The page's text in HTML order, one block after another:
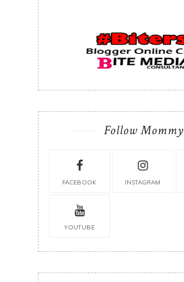
Follow Mommy
FACEBOOK INSTAGRAM
YOUTUBE